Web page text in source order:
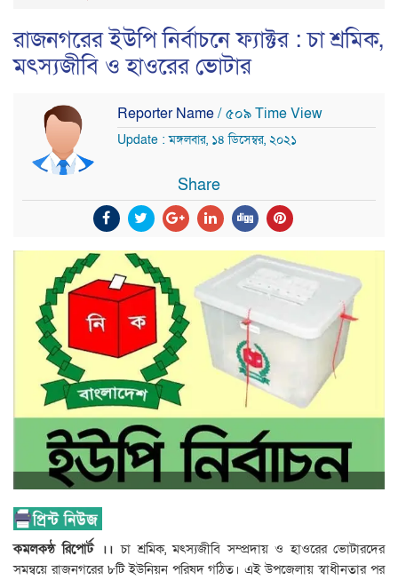
রাজনগরের ইউপি নির্বাচনে ফ্যাক্টর : চা শ্রমিক,
মৎস্যজীবি ও হাওরের ভোটার
Reporter Name/ ৫০৯ Time View
Update : মঙ্গলবার, ১৪ ডিসেম্বর, ২০২১
Share
কমলকন্ঠ রিপোর্ট ।।চা শ্রমিক, মৎস্যজীবি সম্প্রদায় ও হাওরের ভোটারদের
সমন্বয়ে রাজনগরের ৮টি ইউনিয়ন পরিষদ গঠিত। এই উপজেলায় স্বাধীনতার পর